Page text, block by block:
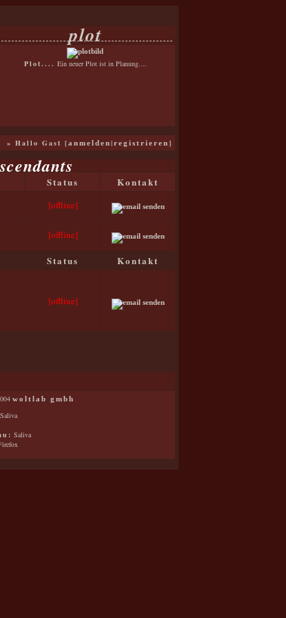
plot
Plot.... Ein neuer Plot ist in Planung....
» Hallo Gast [anmelden|registrieren]
Status Kontakt
[offline]
[offline]
Status Kontakt
[offline]
woltlab gmbh
Saliva